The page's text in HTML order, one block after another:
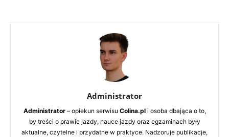
Administrator
Administrator– opiekun serwisu Colina.pli osoba dbająca o to,
by treści o prawie jazdy, nauce jazdy oraz egzaminach były
aktualne, czytelne i przydatne w praktyce. Nadzoruje publikacje,